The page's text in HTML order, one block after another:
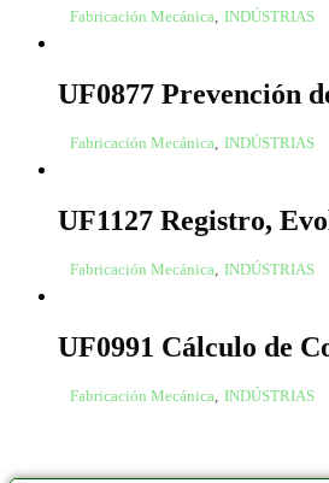
Fabricación Mecánica, INDÚSTRIAS
UF0877 Prevención
Fabricación Mecánica, INDÚSTRIAS
UF1127 Registro,
Fabricación Mecánica, INDÚSTRIAS
UF0991 Cálculo de
Fabricación Mecánica INDÚSTRIAS